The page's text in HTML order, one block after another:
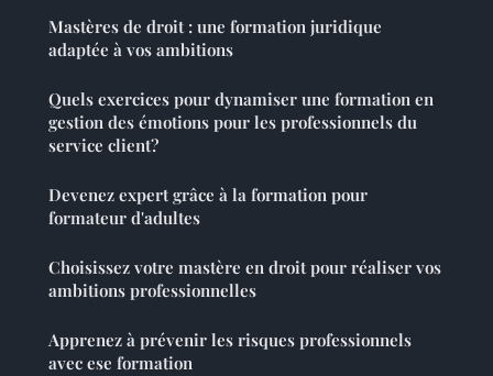
Mastères de droit : une formation juridique
adaptée à vos ambitions
Quels exercices pour dynamiser une formation en
gestion des émotions pour les professionnels du
service client?
Devenez expert grâce à la formation pour
formateur d'adultes
Choisissez votre mastère en droit pour réaliser vos
ambitions professionnelles
Apprenez à prévenir les risques professionnels
avec ese formation